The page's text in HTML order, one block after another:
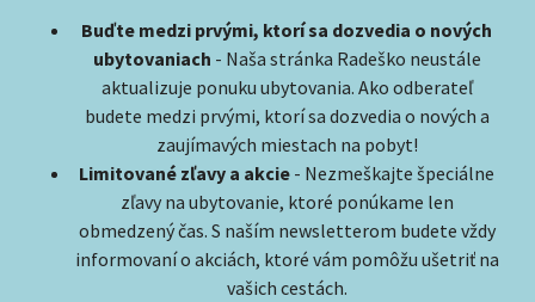
Buďte medzi prvými, ktorí sa dozvedia o nových
ubytovaniach - Naša stránka Radeško neustále
aktualizuje ponuku ubytovania. Ako odberateľ
budete medzi prvými, ktorí sa dozvedia o nových a
zaujímavých miestach na pobyt!
Limitované zľavy a akcie - Nezmeškajte špeciálne
zľavy na ubytovanie, ktoré ponúkame len
obmedzený čas. S naším newsletterom budete vždy
informovaní o akciách, ktoré vám pomôžu ušetriť na
vašich cestách.